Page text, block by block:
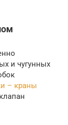
и чугунных
– краны